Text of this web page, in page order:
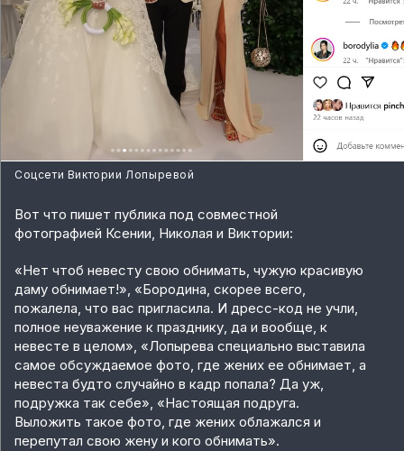
Соцсети Виктории Лопыревой
Вот что пишет публика под совместной
фотографией Ксении, Николая и Виктории:
«Нет чтоб невесту свою обнимать, чужую красивую
даму обнимает!», «Бородина, скорее всего,
пожалела, что вас пригласила. И дресс-код не учли,
полное неуважение к празднику, да и вообще, к
невесте в целом», «Лопырева специально выставила
самое обсуждаемое фото, где жених ее обнимает, а
невеста будто случайно в кадр попала? Да уж,
подружка так себе», «Настоящая подруга.
Выложить такое фото, где жених облажался и
перепутал свою жену и кого обнимать».